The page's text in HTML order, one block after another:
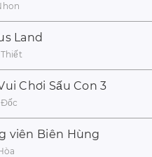
Land
Chơi Sấu Con 3
viên Biên Hùng